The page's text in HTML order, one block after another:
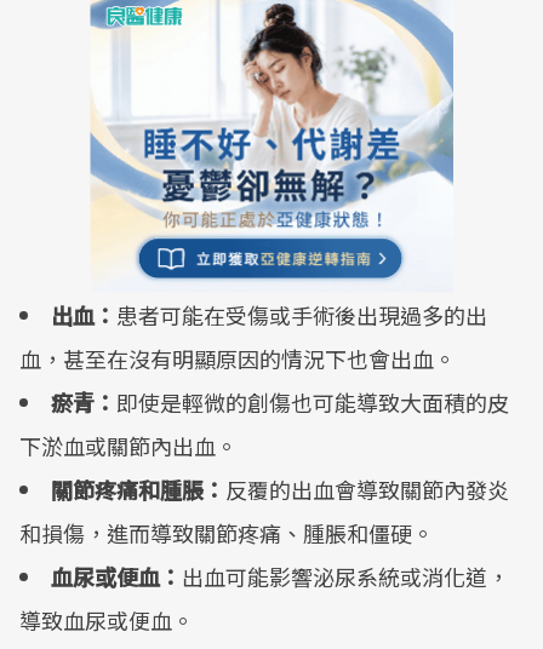
出血： 患者可能在受傷或手術後出現過多的出
血，甚至在沒有明顯原因的情況下也會出血。
瘀青： 即使是輕微的創傷也可能導致大面積的皮
下淤血或關節內出血。
關節疼痛和腫脹： 反覆的出血會導致關節內發炎
和損傷，進而導致關節疼痛、腫脹和僵硬。
血尿或便血： 出血可能影響泌尿系統或消化道，
導致血尿或便血。